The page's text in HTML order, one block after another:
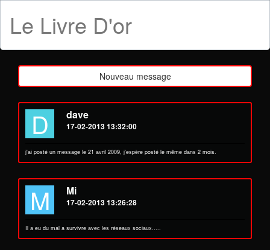
Le Livre D'or
Nouveau message
D dave
17-02-2013 13:32:00
j'ai posté un message le 21 avril 2009, j’espère posté le même dans 2 mois.
M Mi
17-02-2013 13:26:28
Il a eu du mal a survivre avec les réseaux sociaux.....